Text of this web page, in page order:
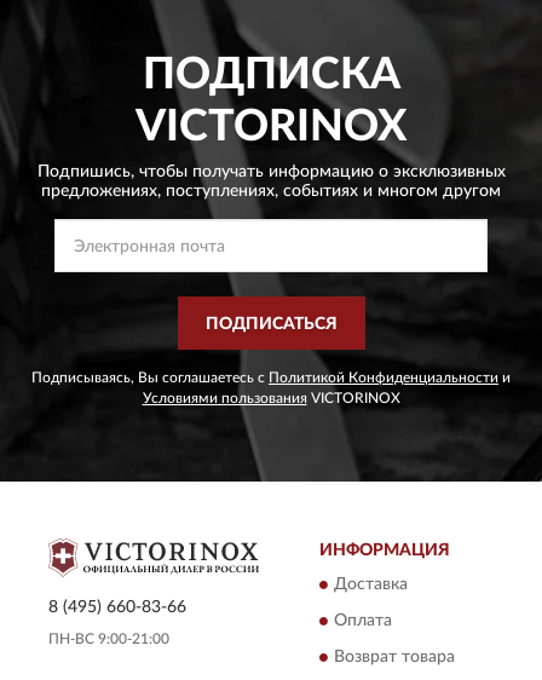
ПОДПИСКА
VICTORINOX
Подпишись, чтобы получать информацию о эксклюзивных
предложениях, поступлениях, событиях и многом другом
ПОДПИСАТЬСЯ
Подписываясь, Вы соглашаетесь с Политикой Конфиденциальности и
Условиями пользованияVICTORINOX
8 (495) 660-83-66
ПН-ВС 9:00-21:00
ИНФОРМАЦИЯ
Доставка
Оплата
Возврат товара